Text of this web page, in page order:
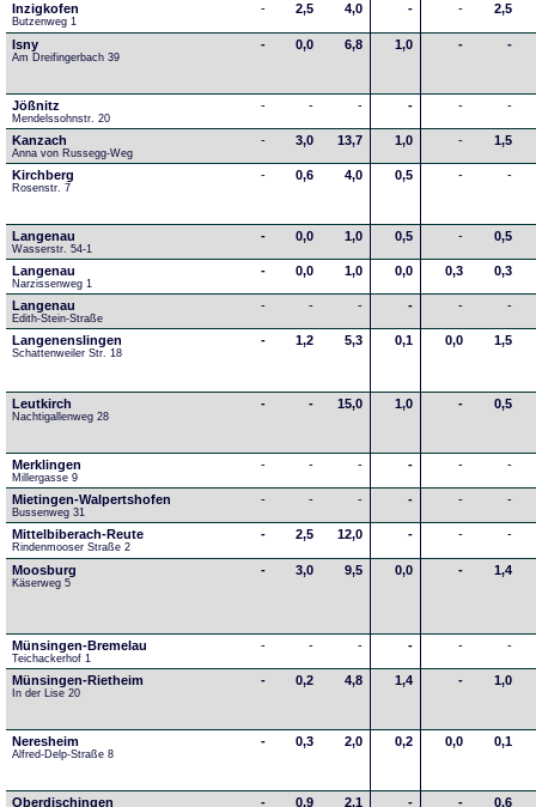
Inzigkofen
Butzenweg 1
- 2,5 4,0 - - 2,5
Isny
Am Dreifingerbach 39
- 0,0 6,8 1,0 - -
Jößnitz
Mendelssohnstr. 20
- - - - - -
Kanzach
Anna von Russegg-Weg
- 3,0 13,7 1,0 - 1,5
Kirchberg
Rosenstr. 7
- 0,6 4,0 0,5 - -
Langenau
Wasserstr. 54-1
- 0,0 1,0 0,5 - 0,5
Langenau
Narzissenweg 1
- 0,0 1,0 0,0 0,3 0,3
Langenau
Edith-Stein-Straße
- - - - - -
Langenenslingen
Schattenweiler Str. 18
- 1,2 5,3 0,1 0,0 1,5
Leutkirch
Nachtigallenweg 28
- - 15,0 1,0 - 0,5
Merklingen
Millergasse 9
- - - - - -
Mietingen-Walpertshofen
Bussenweg 31
- - - - - -
Mittelbiberach-Reute
Rindenmooser Straße 2
- 2,5 12,0 - - -
Moosburg
Käserweg 5
- 3,0 9,5 0,0 - 1,4
Münsingen-Bremelau
Teichackerhof 1
- - - - - -
Münsingen-Rietheim
In der Lise 20
- 0,2 4,8 1,4 - 1,0
Neresheim
Alfred-Delp-Straße 8
- 0,3 2,0 0,2 0,0 0,1
Oberdischingen - 0,9 2,1 - - 0,6